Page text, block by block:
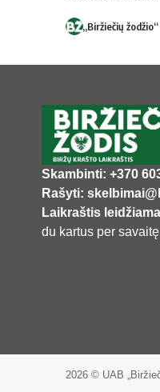
„Biržiečių
Skambinti: +370
Rašyti:
Laikraštis
du kartus per
2026 © UAB